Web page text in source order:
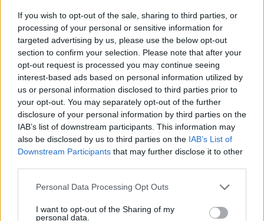
If you wish to opt-out of the sale, sharing to third parties, or
processing of your personal or sensitive information for
targeted advertising by us, please use the below opt-out
section to confirm your selection. Please note that after your
opt-out request is processed you may continue seeing
interest-based ads based on personal information utilized by
us or personal information disclosed to third parties prior to
your opt-out. You may separately opt-out of the further
disclosure of your personal information by third parties on the
IAB’s list of downstream participants. This information may
also be disclosed by us to third parties on the IAB’s List of
Downstream Participants that may further disclose it to other
Please note that this website/app uses one or more Google
not limited to your visit or usage behaviour. You may click to
Personal Data Processing Opt Outs
I want to opt-out of the Sharing of my
personal data.
Azért ez nem szájabarágósan van, hiszen a
járatszámok nincsenek kiírva, így az embereknek
keresgélniük kell, hogy hol és mi indul. A ma embere
lehülyült, hiszen régen nem volt ilyenre így szükség,
és nem tévedtek el. De ez is ámériká, hol a lámpánál
is oda van írva, hogy "GO/STOP", nem elég a szín,
meg az elhelyezkedés. Lebutításra törekedés, és be
is válik....sajnos :(
HaTaczy
13 éve
[img]http://m.cdn.blog.hu/va/varosjaro/image/oktog
Meglestem. Hát, nem adok neki sok időt, sajnos.